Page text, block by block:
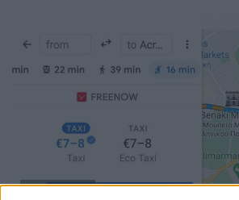
Google Maps